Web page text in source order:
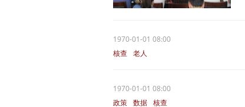
1970-01-01 08:00
核查
老人
1970-01-01 08:00
政策 数据 核查